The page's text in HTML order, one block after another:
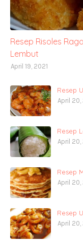
Resep Risoles
Lembut
April 19, 2021
Resep
April 20,
Resep
April 20,
Resep
April 20,
Resep
April 20,